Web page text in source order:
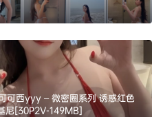
可西yyy – 微密圈系列 诱惑红色
尼[30P2V-149MB]